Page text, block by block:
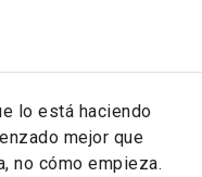
lo está haciendo
mejor que
no cómo empieza.